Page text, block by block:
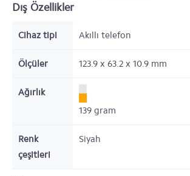
Dış Özellikler
Cihaz tipi Akıllı telefon
Ölçüler 123.9 x 63.2 x 10.9 mm
Ağırlık
139 gram
Renk
çeşitleri
Siyah